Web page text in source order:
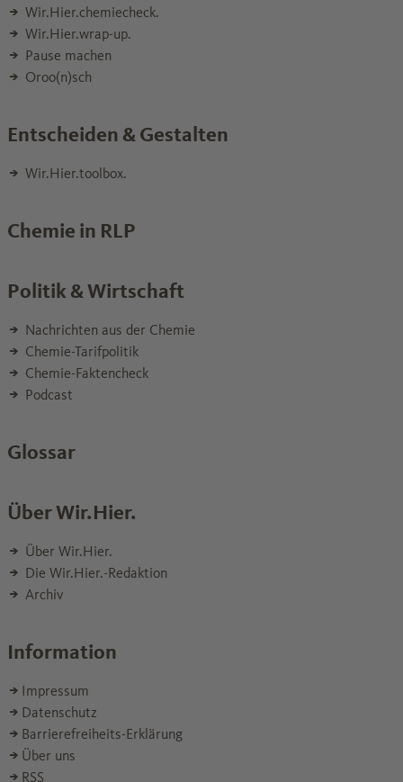
Wir.Hier.chemiecheck.
Wir.Hier.wrap-up.
Pause machen
Oroo(n)sch
Entscheiden & Gestalten
Wir.Hier.toolbox.
Chemie in RLP
Politik & Wirtschaft
Nachrichten aus der Chemie
Chemie-Tarifpolitik
Chemie-Faktencheck
Podcast
Glossar
Über Wir.Hier.
Über Wir.Hier.
Die Wir.Hier.-Redaktion
Archiv
Information
Impressum
Datenschutz
Barrierefreiheits-Erklärung
Über uns
RSS